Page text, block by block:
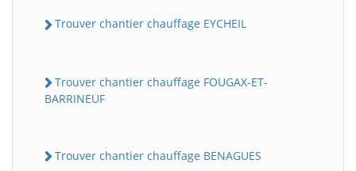
Trouver chantier chauffage EYCHEIL
Trouver chantier chauffage FOUGAX-ET-
BARRINEUF
Trouver chantier chauffage BENAGUES